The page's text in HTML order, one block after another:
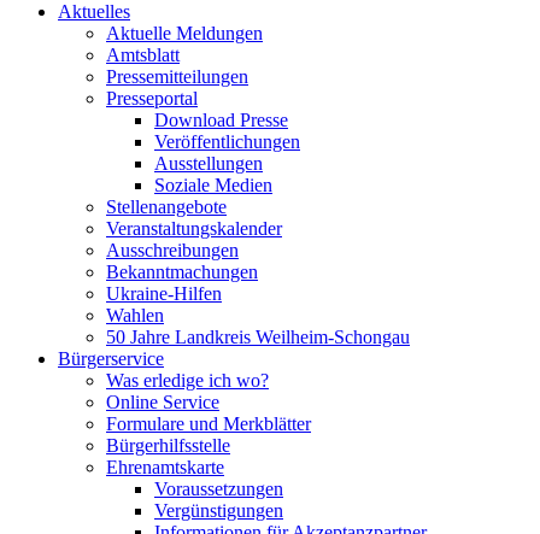
Aktuelles
Aktuelle Meldungen
Amtsblatt
Pressemitteilungen
Presseportal
Download Presse
Veröffentlichungen
Ausstellungen
Soziale Medien
Stellenangebote
Veranstaltungskalender
Ausschreibungen
Bekanntmachungen
Ukraine-Hilfen
Wahlen
50 Jahre Landkreis Weilheim-Schongau
Bürgerservice
Was erledige ich wo?
Online Service
Formulare und Merkblätter
Bürgerhilfsstelle
Ehrenamtskarte
Voraussetzungen
Vergünstigungen